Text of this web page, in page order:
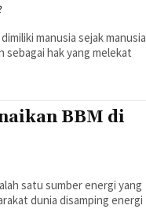
manusia sejak manusia
sebagai hak yang melekat
BBM di
satu sumber energi yang
dunia disamping energi